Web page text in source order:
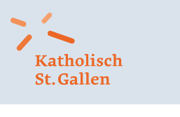
zum
Inhalt